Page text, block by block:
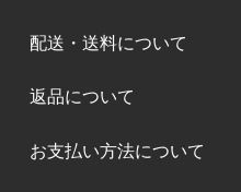
配送・送料について
返品について
お支払い方法について